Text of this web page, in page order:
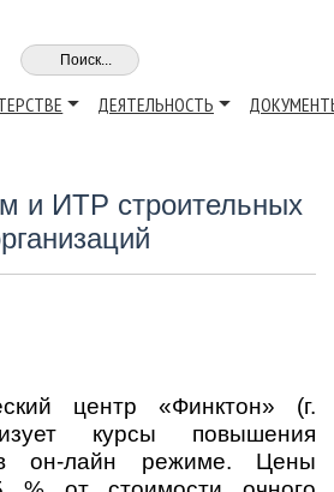
ДЕЯТЕЛЬНОСТЬ
и ИТР строительных
центр «Финктон» (г.
курсы повышения
в он-лайн режиме. Цены